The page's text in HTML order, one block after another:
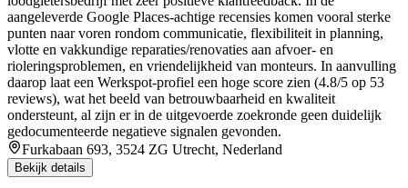
aangeleverde Google Places-achtige recensies komen vooral sterke
punten naar voren rondom communicatie, flexibiliteit in planning,
vlotte en vakkundige reparaties/renovaties aan afvoer- en
rioleringsproblemen, en vriendelijkheid van monteurs. In aanvulling
daarop laat een Werkspot-profiel een hoge score zien (4.8/5 op 53
reviews), wat het beeld van betrouwbaarheid en kwaliteit
ondersteunt, al zijn er in de uitgevoerde zoekronde geen duidelijk
gedocumenteerde negatieve signalen gevonden.
Furkabaan 693, 3524 ZG Utrecht, Nederland
Bekijk details